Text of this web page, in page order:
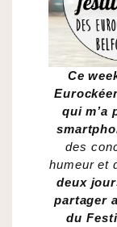
Ce
qui m’a
des
humeur et
deux
partager
du